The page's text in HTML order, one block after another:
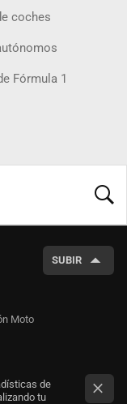
coches
Fórmula 1
SUBIR
Moto
de
tu